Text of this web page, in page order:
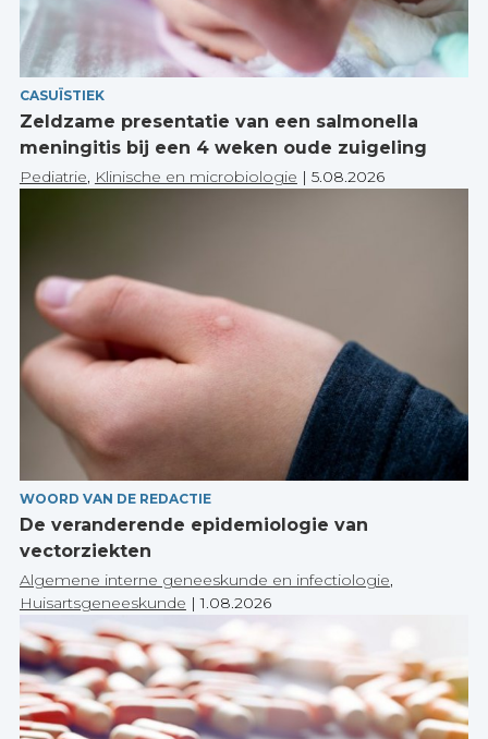
CASUÏSTIEK
Zeldzame presentatie van een salmonella
meningitis bij een 4 weken oude zuigeling
Pediatrie, Klinische en microbiologie | 5.08.2026
WOORD VAN DE REDACTIE
De veranderende epidemiologie van
vectorziekten
Algemene interne geneeskunde en infectiologie,
Huisartsgeneeskunde |1.08.2026